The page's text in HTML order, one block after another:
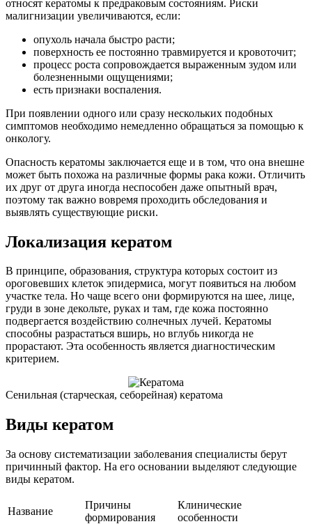
относят кератомы к предраковым состояниям. Риски
малигнизации увеличиваются, если:
опухоль начала быстро расти;
поверхность ее постоянно травмируется и кровоточит;
процесс роста сопровождается выраженным зудом или
болезненными ощущениями;
есть признаки воспаления.
При появлении одного или сразу нескольких подобных
симптомов необходимо немедленно обращаться за помощью к
онкологу.
Опасность кератомы заключается еще и в том, что она внешне
может быть похожа на различные формы рака кожи. Отличить
их друг от друга иногда неспособен даже опытный врач,
поэтому так важно вовремя проходить обследования и
выявлять существующие риски.
Локализация кератом
В принципе, образования, структура которых состоит из
ороговевших клеток эпидермиса, могут появиться на любом
участке тела. Но чаще всего они формируются на шее, лице,
груди в зоне декольте, руках и там, где кожа постоянно
подвергается воздействию солнечных лучей. Кератомы
способны разрастаться вширь, но вглубь никогда не
прорастают. Эта особенность является диагностическим
критерием.
Сенильная (старческая, себорейная) кератома
Виды кератом
За основу систематизации заболевания специалисты берут
причинный фактор. На его основании выделяют следующие
виды кератом.
Название
Причины
формирования
Клинические
особенности